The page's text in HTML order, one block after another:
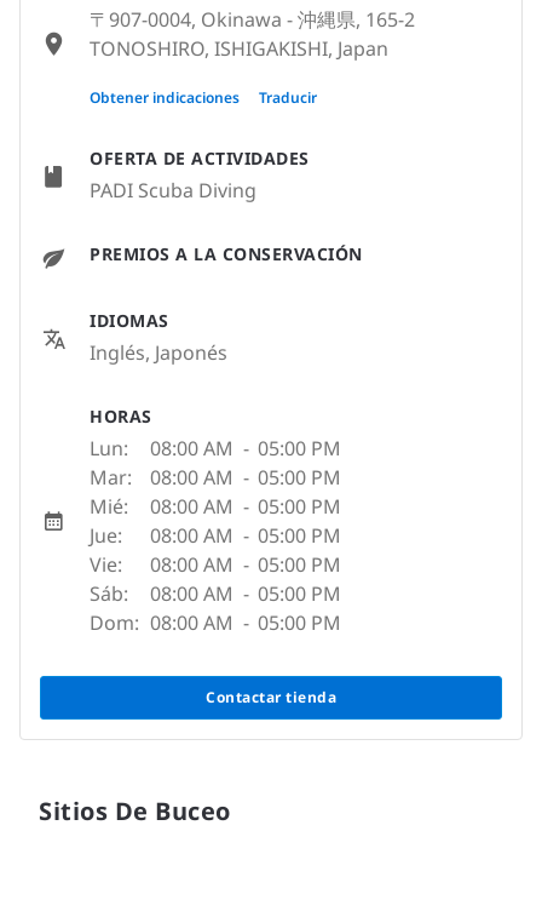
OFERTA DE ACTIVIDADES
PADI Scuba Diving
PREMIOS A LA CONSERVACIÓN
IDIOMAS
Inglés, Japonés
HORAS
Lun: 08:00 AM - 05:00 PM
Mar:
08:00 AM - 05:00 PM
Mié:
08:00 AM - 05:00 PM
Jue:
08:00 AM - 05:00 PM
Vie:
08:00 AM - 05:00 PM
Sáb:
08:00 AM - 05:00 PM
Dom: 08:00 AM - 05:00 PM
Contactar tienda
〒907-0004, Okinawa - 沖縄県, 165-2
TONOSHIRO, ISHIGAKISHI, Japan
〒907-0004, Okinawa - 沖縄県, 沖縄県石垣
Obtener indicaciones Traducir
Sitios De Buceo